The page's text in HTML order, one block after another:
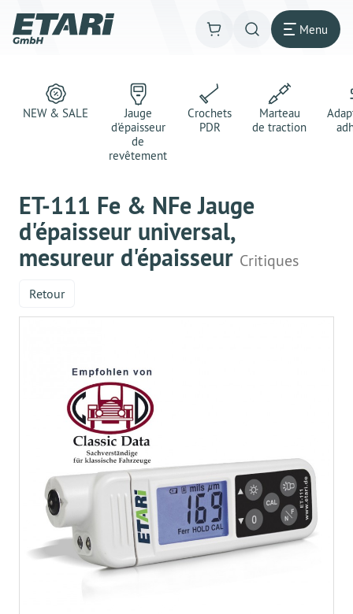
Menu
NEW & SALE
Jauge
d'épaisseur
de
revêtement
Crochets
PDR
Marteau
de traction
ET-111 Fe & NFe Jauge
d'épaisseur universal,
mesureur d'épaisseur Critiques
Retour